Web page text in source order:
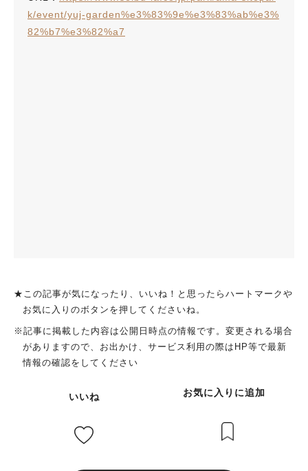
k/event/yuj-garden%e3%83%9e%e3%83%ab%e3%
82%b7%e3%82%a7
★この記事が気になったり、いいね！と思ったらハートマークや
お気に入りのボタンを押してくださいね。
※記事に掲載した内容は公開日時点の情報です。変更される場合
がありますので、お出かけ、サービス利用の際はHP等で最新
情報の確認をしてください
いいね お気に入りに追加